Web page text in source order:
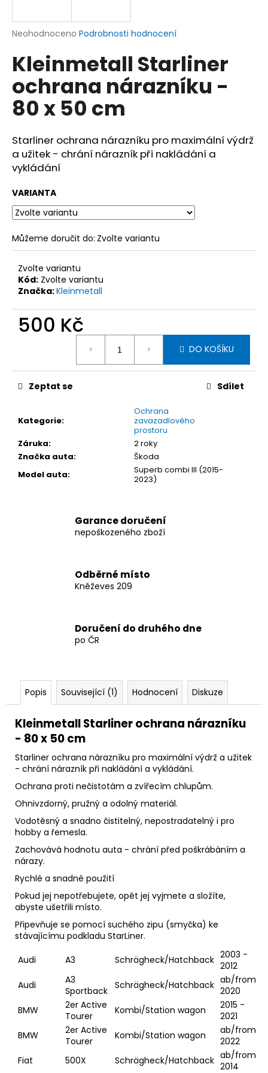
Průměrné
produktu
je
z
5
hvězdiček.
Neohodnoceno Podrobnosti hodnocení
Kleinmetall Starliner
ochrana nárazníku -
80 x 50 cm
Starliner ochrana nárazníku pro maximální výdrž
a užitek - chrání nárazník při nakládání a
vykládání
VARIANTA
Můžeme doručit do: Zvolte variantu
Zvolte variantu
Kód: Zvolte variantu
Značka:Kleinmetall
500 Kč
DO KOŠÍKU
Kategorie:
Ochrana
zavazadlového
prostoru
Záruka:
2 roky
Značka auta:
Škoda
Model auta:
Superb combi III (2015-
2023)
Zeptat se Sdílet
Garance doručení
nepoškozeného zboží
Odběrné místo
Kněževes 209
Doručení do druhého dne
po ČR
Popis Související (1) Hodnocení Diskuze
Kleinmetall Starliner ochrana nárazníku
- 80 x 50 cm
Starliner ochrana nárazníku pro maximální výdrž a užitek
- chrání nárazník při nakládání a vykládání.
Ochrana proti nečistotám a zvířecím chlupům.
Ohnivzdorný, pružný a odolný materiál.
Vodotěsný a snadno čistitelný, nepostradatelný i pro
hobby a řemesla.
Zachovává hodnotu auta - chrání před poškrábáním a
nárazy.
Rychlé a snadné použití
Pokud jej nepotřebujete, opět jej vyjmete a složíte,
abyste ušetřili místo.
Připevňuje se pomocí suchého zipu (smyčka) ke
stávajícímu podkladu StarLiner.
Audi
A3 Schrägheck/Hatchback 2003 -
2012
Audi
A3
Sportback Schrägheck/Hatchback ab/from
2020
BMW
2er Active
Tourer
Kombi/Station wagon
2015 -
2021
BMW
2er Active
Tourer
Kombi/Station wagon
ab/from
2022
Fiat
500X Schrägheck/Hatchback ab/from
2014
j
t
?
HLEDAT
D
o
p
r
č
u
e
m
KLEINMETALL
NÁSTUPNÍ
RAMPA
41
83-
193
12